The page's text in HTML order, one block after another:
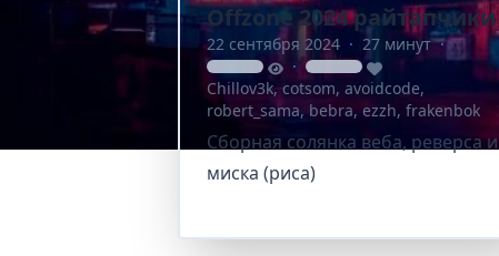
Offzone 2024 райтапчики
22 сентября 2024 · 27 минут ·
loading
· loading
Chillov3k,cotsom, avoidcode,
robert_sama,bebra, ezzh, frakenbok
Сборная солянка веба, реверса и
миска (риса)